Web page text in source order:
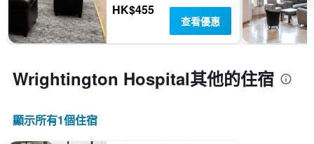
HK$455
查看優惠
Wrightington Hospital​其他的住宿
顯示所有1​個住宿